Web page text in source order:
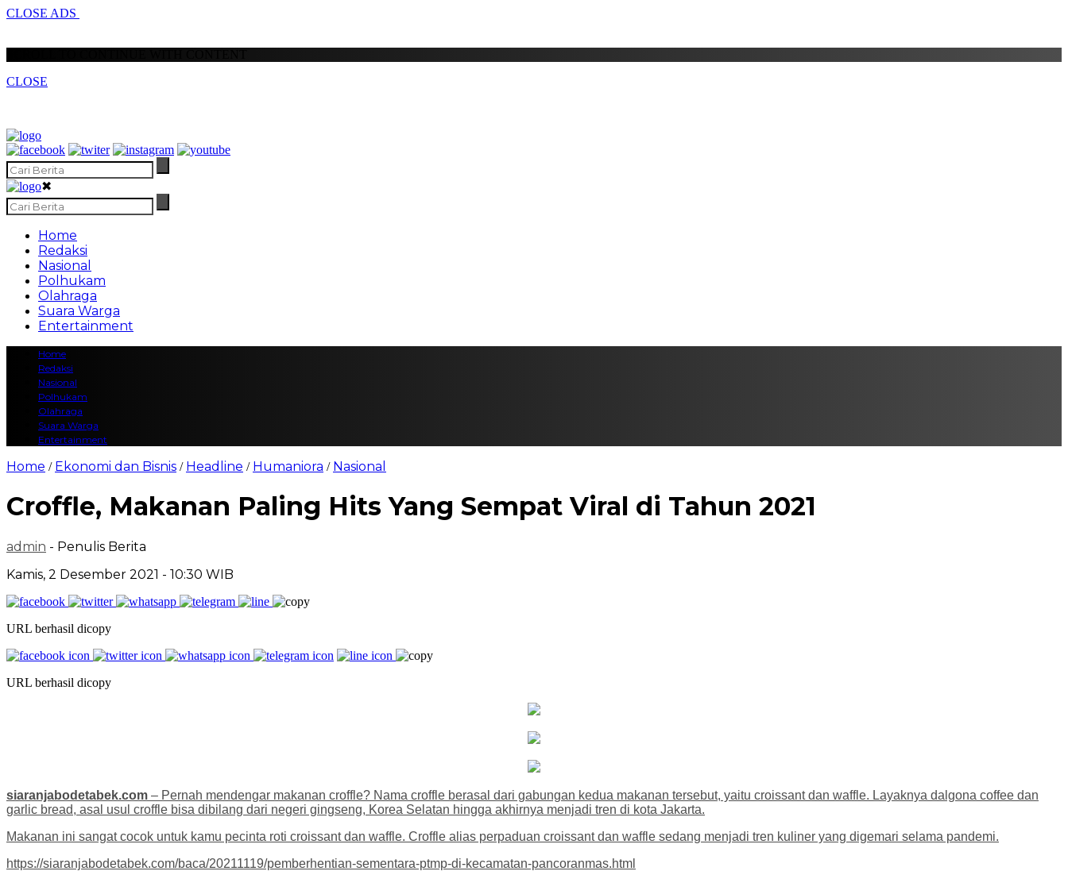
CLOSE ADS
CLOSE
✖
Home
Redaksi
Nasional
Polhukam
Olahraga
Suara Warga
Entertainment
Home
Redaksi
Nasional
Polhukam
Olahraga
Suara Warga
Entertainment
Home / Ekonomi dan Bisnis / Headline / Humaniora / Nasional
Croffle, Makanan Paling Hits Yang Sempat Viral di Tahun 2021
admin - Penulis Berita
Kamis, 2 Desember 2021 - 10:30 WIB
URL berhasil dicopy
URL berhasil dicopy
siaranjabodetabek.com – Pernah mendengar makanan croffle? Nama croffle berasal dari gabungan kedua makanan tersebut, yaitu croissant dan waffle. Layaknya dalgona coffee dan
garlic bread, asal usul croffle bisa dibilang dari negeri gingseng, Korea Selatan hingga akhirnya menjadi tren di kota Jakarta.
Makanan ini sangat cocok untuk kamu pecinta roti croissant dan waffle. Croffle alias perpaduan croissant dan waffle sedang menjadi tren kuliner yang digemari selama pandemi.
https://siaranjabodetabek.com/baca/20211119/pemberhentian-sementara-ptmp-di-kecamatan-pancoranmas.html